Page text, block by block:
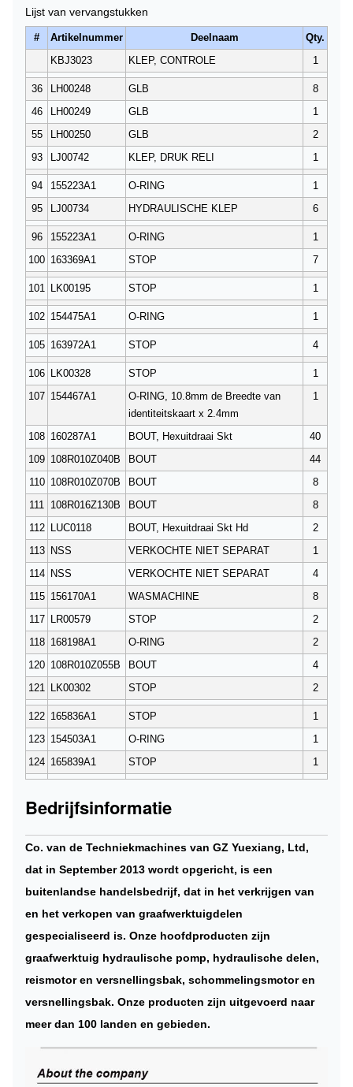
Lijst van vervangstukken
# Artikelnummer Deelnaam
Qty.
KBJ3023
KLEP, CONTROLE 1
36 LH00248 GLB
8
46
LH00249 GLB
1
55
LH00250 GLB
2
93
LJ00742 KLEP, DRUK RELI 1
94 155223A1 O-RING
1
95
LJ00734 HYDRAULISCHE KLEP 6
96 155223A1 O-RING
1
100 163369A1 STOP 7
101 LK00195 STOP 1
102 154475A1 O-RING 1
105 163972A1 STOP 4
106 LK00328 STOP
1
107 154467A1
O-RING, 10.8mm de Breedte van
identiteitskaart x 2.4mm
1
108 160287A1 BOUT, Hexuitdraai Skt
40
109 108R010Z040B BOUT
44
110 108R010Z070B BOUT
8
111
108R016Z130B BOUT
8
112
LUC0118 BOUT, Hexuitdraai Skt Hd
2
113
NSS VERKOCHTE NIET SEPARAT
1
114
NSS VERKOCHTE NIET SEPARAT
4
115 156170A1 WASMACHINE
8
117
LR00579 STOP
2
118 168198A1 O-RING
2
120 108R010Z055B BOUT
4
121
LK00302 STOP 2
122 165836A1 STOP
1
123 154503A1 O-RING
1
124 165839A1 STOP 1
Bedrijfsinformatie
Co. van de Techniekmachines van GZ Yuexiang, Ltd,
dat in September 2013 wordt opgericht, is een
buitenlandse handelsbedrijf, dat in het verkrijgen van
en het verkopen van graafwerktuigdelen
gespecialiseerd is. Onze hoofdproducten zijn
graafwerktuig hydraulische pomp, hydraulische delen,
reismotor en versnellingsbak, schommelingsmotor en
versnellingsbak. Onze producten zijn uitgevoerd naar
meer dan 100 landen en gebieden.